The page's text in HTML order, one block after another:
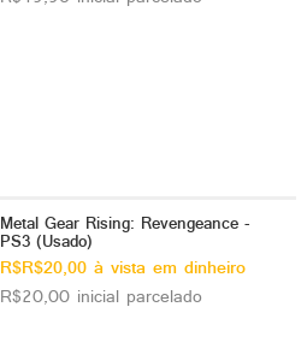
Metal Gear Rising: Revengeance -
PS3 (Usado)
R$R$20,00 à vista em dinheiro
R$20,00 inicial parcelado